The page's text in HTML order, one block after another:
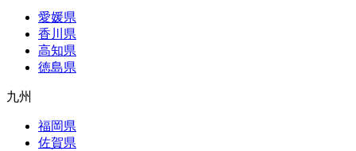
愛媛県
香川県
高知県
徳島県
九州
福岡県
佐賀県